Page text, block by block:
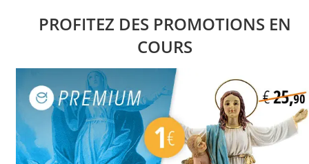
PROFITEZ DES PROMOTIONS EN
COURS